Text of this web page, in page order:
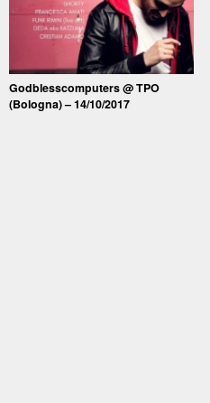
Godblesscomputers @ TPO
(Bologna) – 14/10/2017